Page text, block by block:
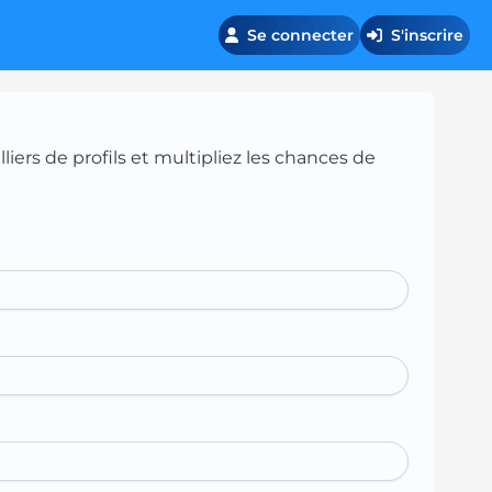
Se connecter S'inscrire
de profils et multipliez les chances de